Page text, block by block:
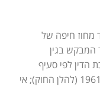
מחוז חיפה של
המבקש בגין
הדין לפי סעיף
61(3) לחוק לשכת עורכי הדין, התשכ"א-1961 (להלן החוק); אי